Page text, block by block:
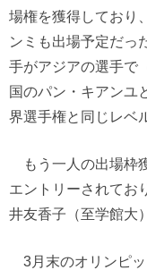
場権を獲得しており
ンミも出場予定だっ
手がアジアの選手で
国のパン・キアンユ
界選手権と同じレベ
もう一人の出場枠
エントリーされてお
井友香子（至学館大
3月末のオリンピッ